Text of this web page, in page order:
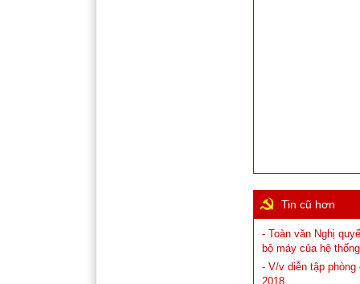
Tin cũ hơn
- Toàn văn Nghị
bộ máy của hệ
- V/v diễn tập
2018